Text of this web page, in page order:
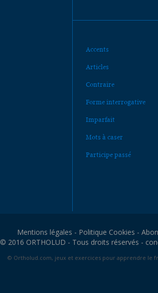
Accents
Articles
Contraire
Forme interrogative
Imparfait
Mots à caser
Participe passé
Mentions légales - Politique Cookies -
© 2016 ORTHOLUD - Tous droits réservés -
© Ortholud.com, jeux et exercices pour apprendre le